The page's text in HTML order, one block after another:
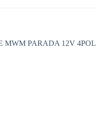
PARADA 12V 4POL